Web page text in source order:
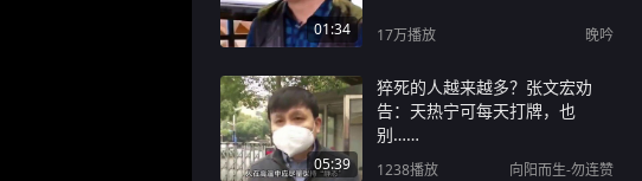
01:34 17万播放 晚吟
05:39
猝死的人越来越多？张文宏劝
告：天热宁可每天打牌，也
别……
1238播放 向阳而生-勿连赞